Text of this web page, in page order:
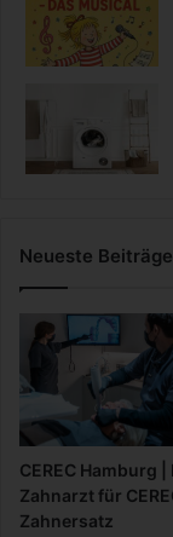
Neueste Beiträge
CEREC Hamburg |
Zahnarzt für
Zahnersatz